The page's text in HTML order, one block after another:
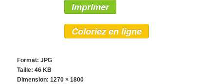
Imprimer
Coloriez en ligne
Format: JPG
Taille: 46 KB
Dimension: 1270 × 1800